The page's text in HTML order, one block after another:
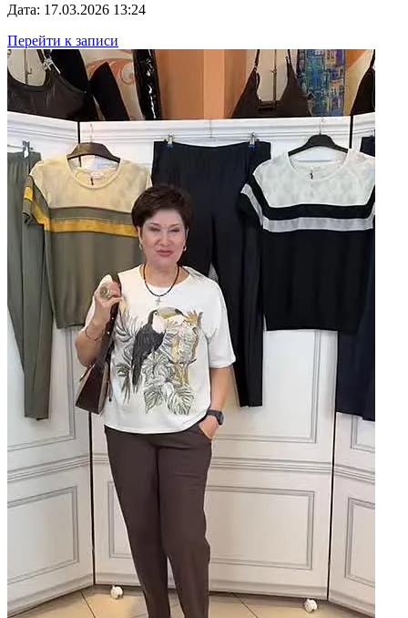
Дата: 17.03.2026 13:24
Перейти к записи